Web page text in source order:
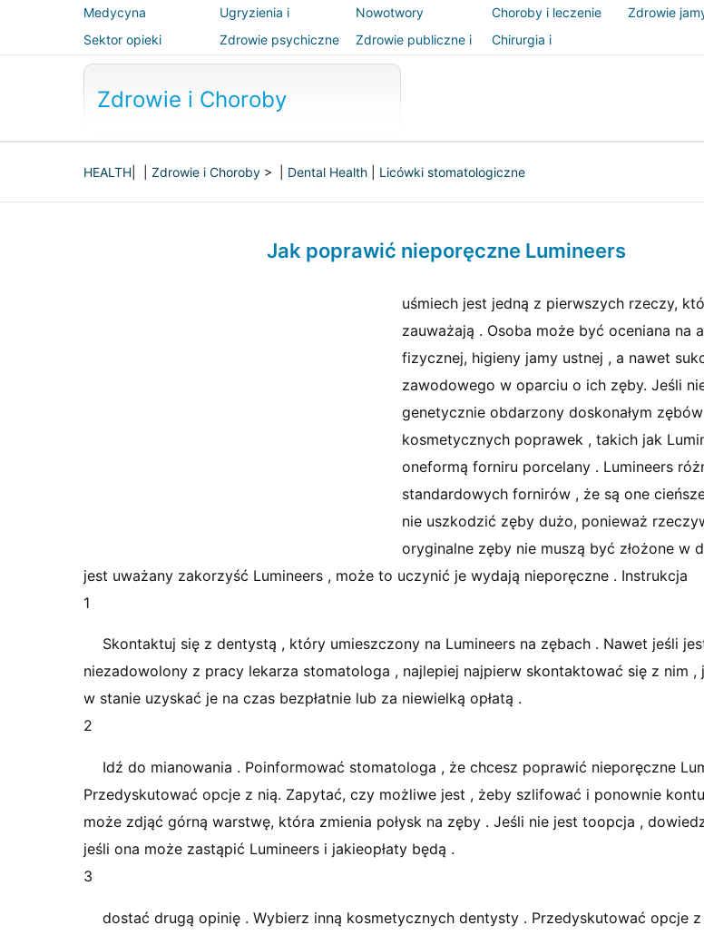
Medycyna
alternatywna
Ugryzienia i
użądlenia
Nowotwory Choroby i leczenie Zdrowie
Sektor opieki
zdrowotnej
Zdrowie psychiczne
Zdrowie publiczne i
bezpieczeństwo
Chirurgia i
Zdrowie i Choroby
HEALTH Zdrowie i Choroby > | Dental Health Licówki stomatologiczne
Jak poprawić nieporęczne Lumineers
uśmiech jest jedną z pierwszych rzeczy,
zauważają . Osoba może być oceniana na
fizycznej, higieny jamy ustnej , a nawet
zawodowego w oparciu o ich zęby. Jeśli
genetycznie obdarzony doskonałym
kosmetycznych poprawek , takich jak
oneformą forniru porcelany . Lumineers
standardowych fornirów , że są one
nie uszkodzić zęby dużo, ponieważ
oryginalne zęby nie muszą być złożone w
jest uważany zakorzyść Lumineers , może to uczynić je wydają nieporęczne . Instrukcja
1
Skontaktuj się z dentystą , który umieszczony na Lumineers na zębach . Nawet jeśli
niezadowolony z pracy lekarza stomatologa , najlepiej najpierw skontaktować się z nim ,
w stanie uzyskać je na czas bezpłatnie lub za niewielką opłatą .
2
Idź do mianowania . Poinformować stomatologa , że chcesz poprawić nieporęczne
Przedyskutować opcje z nią. Zapytać, czy możliwe jest , żeby szlifować i ponownie
może zdjąć górną warstwę, która zmienia połysk na zęby . Jeśli nie jest toopcja ,
jeśli ona może zastąpić Lumineers i jakieopłaty będą .
3
dostać drugą opinię . Wybierz inną kosmetycznych dentysty . Przedyskutować opcje